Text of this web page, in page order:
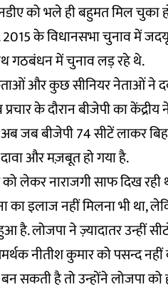
को भले ही बहुमत मिल
के विधानसभा चुनाव में
गठबंधन में चुनाव लड़ रहे थे.
और कुछ सीनियर नेताओं ने
के दौरान बीजेपी का
जब बीजेपी 74 सीटें लाकर
और मज़बूत हो गया है.
को लेकर नाराजगी साफ दिख
का इलाज नहीं मिलना भी था,
लोजपा ने ज़्यादातर उन्हीं
नीतीश कुमार को पसन्द
सकती है तो उन्होंने लोजपा को